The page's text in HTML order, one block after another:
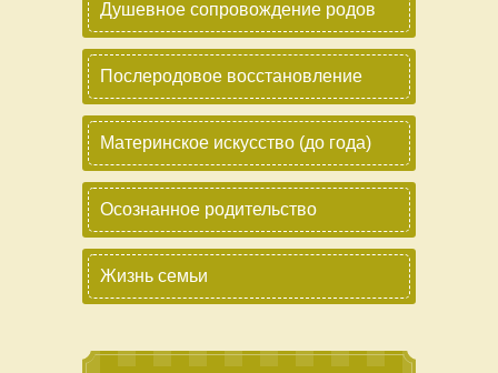
Душевное сопровождение родов
Послеродовое восстановление
Материнское искусство (до года)
Осознанное родительство
Жизнь семьи